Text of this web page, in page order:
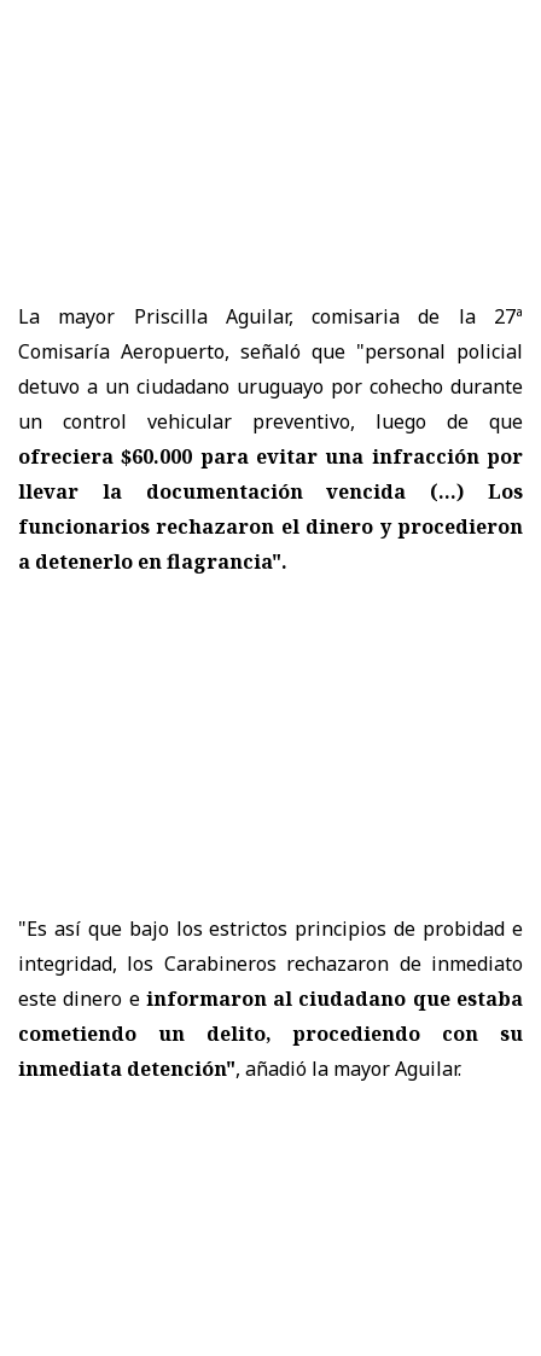
La mayor Priscilla Aguilar, comisaria de la 27ª
Comisaría Aeropuerto, señaló que "personal policial
detuvo a un ciudadano uruguayo por cohecho durante
un control vehicular preventivo, luego de que
ofreciera $60.000 para evitar una infracción por
llevar la documentación vencida (...) Los
funcionarios rechazaron el dinero y procedieron
a detenerlo en flagrancia".
"Es así que bajo los estrictos principios de probidad e
integridad, los Carabineros rechazaron de inmediato
este dinero einformaron al ciudadano que estaba
cometiendo un delito, procediendo con su
inmediata detención", añadió la mayor Aguilar.